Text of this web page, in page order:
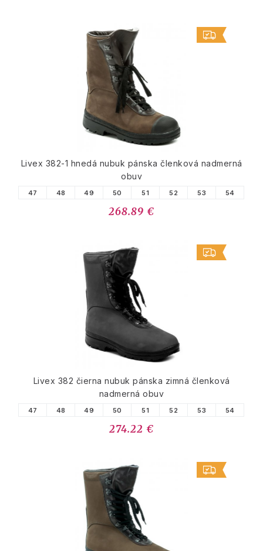
Livex 382-1 hnedá nubuk pánska členková nadmerná
obuv
47 48 49 50 51 52 53 54
268.89 €
Livex 382 čierna nubuk pánska zimná členková
nadmerná obuv
47 48 49 50 51 52 53 54
274.22 €